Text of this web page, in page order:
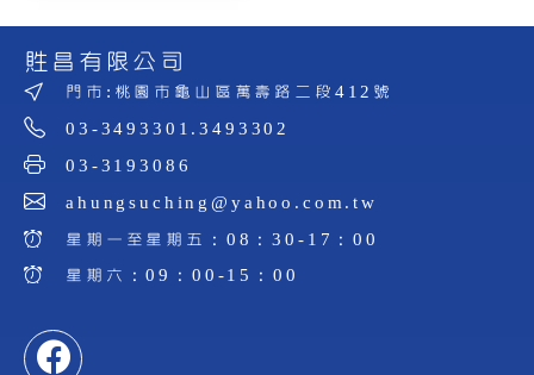
貹昌有限公司
門市:桃園市龜山區萬壽路二段412號
03-3493301.3493302
03-3193086
ahungsuching@yahoo.com.tw
星期一至星期五：08：30-17：00
星期六：09：00-15：00